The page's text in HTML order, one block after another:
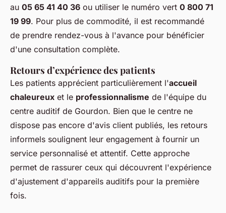
au 05 65 41 40 36 ou utiliser le numéro vert 0 800 71
19 99. Pour plus de commodité, il est recommandé
de prendre rendez-vous à l'avance pour bénéficier
d'une consultation complète.
Retours d’expérience des patients
Les patients apprécient particulièrement l'accueil
chaleureux et le professionnalisme de l'équipe du
centre auditif de Gourdon. Bien que le centre ne
dispose pas encore d'avis client publiés, les retours
informels soulignent leur engagement à fournir un
service personnalisé et attentif. Cette approche
permet de rassurer ceux qui découvrent l'expérience
d'ajustement d'appareils auditifs pour la première
fois.